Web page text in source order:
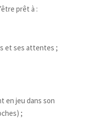
prêt à :
et ses attentes ;
en jeu dans son
;